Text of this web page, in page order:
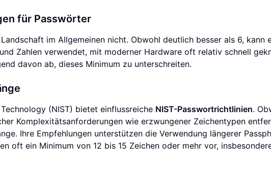
für Passwörter
im Allgemeinen nicht. Obwohl deutlich besser als 6, kann
Zahlen verwendet, mit moderner Hardware oft relativ schnell
davon ab, dieses Minimum zu unterschreiten.
(NIST) bietet einflussreiche NIST-Passwortrichtlinien.
Komplexitätsanforderungen wie erzwungener Zeichentypen
Ihre Empfehlungen unterstützen die Verwendung längerer
oft ein Minimum von 12 bis 15 Zeichen oder mehr vor,